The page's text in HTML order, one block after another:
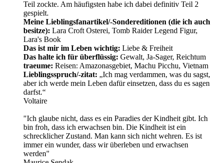
Teil zockte. Am häufigsten habe ich dabei definitiv Teil 2
gespielt.
Meine Lieblingsfanartikel/-Sondereditionen (die ich auch
besitze): Lara Croft Osterei, Tomb Raider Legend Figur,
Lara's Book
Das ist mir im Leben wichtig: Liebe & Freiheit
Das halte ich für überflüssig: Gewalt, Ja-Sager, Reichtum
traeume: Reisen: Amazonasgebiet, Machu Picchu, Vietnam
Lieblingsspruch/-zitat: „Ich mag verdammen, was du sagst,
aber ich werde mein Leben dafür einsetzen, dass du es sagen
darfst.“
Voltaire
"Ich glaube nicht, dass es ein Paradies der Kindheit gibt. Ich
bin froh, dass ich erwachsen bin. Die Kindheit ist ein
schrecklicher Zustand. Man kann sich nicht wehren. Es ist
immer ein wunder, dass wir überleben und erwachsen
werden"